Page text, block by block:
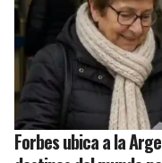
Forbes ubica a la